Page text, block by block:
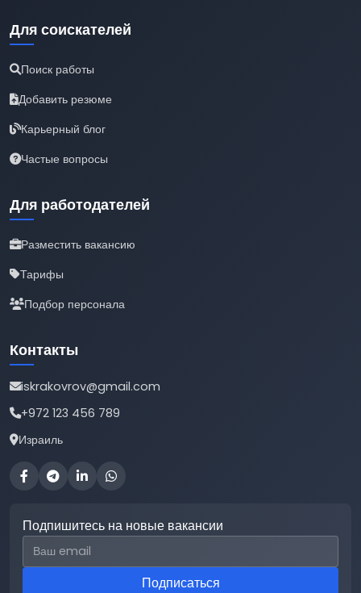
Для соискателей
Поиск работы
Добавить резюме
Карьерный блог
Частые вопросы
Для работодателей
Разместить вакансию
Тарифы
Подбор персонала
Контакты
iskrakovrov@gmail.com
+972 123 456 789
Израиль
Подпишитесь на новые вакансии
Email для подписки
Подписаться